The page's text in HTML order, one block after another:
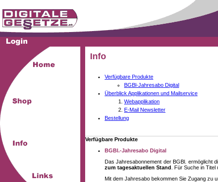
Info
Verfügbare Produkte
BGBl-Jahresabo Digital
Überblick Applikationen und Mailservice
Webapplikation
E-Mail Newsletter
Bestellung
Verfügbare Produkte
BGBl.-Jahresabo Digital
Das Jahresabonnement der BGBl. ermöglicht
zum tagesaktuellen Stand . Für Suche in
Mit dem Jahresabo bekommen Sie Zugang zu